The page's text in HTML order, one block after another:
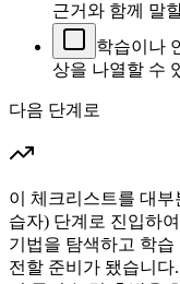
근거와 함께 말
학습이나
상을 나열할 수
다음 단계로
이 체크리스트를 대부
습자) 단계로 진입하
기법을 탐색하고 학
전할 준비가 됐습니다